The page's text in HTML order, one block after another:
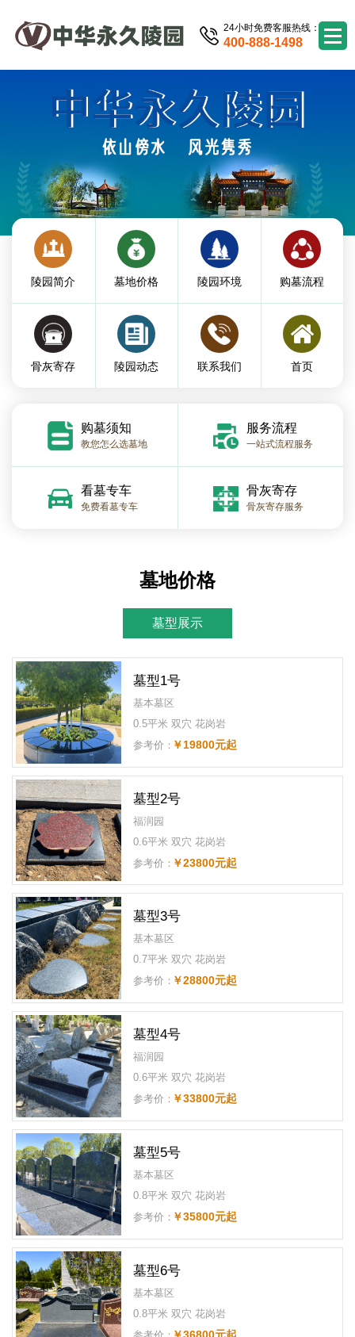
24小时免费客服热线：
400-888-1498
陵园简介 墓地价格 陵园环境 购墓流程
骨灰寄存 陵园动态 联系我们 首页
购墓须知
教您怎么选墓地
服务流程
一站式流程服务
看墓专车
免费看墓专车
骨灰寄存
骨灰寄存服务
墓地价格
墓型展示
墓型1号
基本墓区
0.5平米 双穴 花岗岩
参考价： ￥19800元起
墓型2号
福润园
0.6平米 双穴 花岗岩
参考价： ￥23800元起
墓型3号
基本墓区
0.7平米 双穴 花岗岩
参考价： ￥28800元起
墓型4号
福润园
0.6平米 双穴 花岗岩
参考价： ￥33800元起
墓型5号
基本墓区
0.8平米 双穴 花岗岩
参考价： ￥35800元起
墓型6号
基本墓区
0.8平米 双穴 花岗岩
￥36800元起